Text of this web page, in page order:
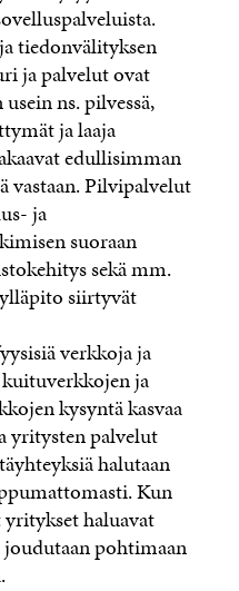
tiedonvälityksen
ja palvelut ovat
ns. pilvessä,
ja laaja
edullisimman
vastaan. Pilvipalvelut
ja
suoraan
sekä mm.
siirtyvät
verkkoja ja
kuituverkkojen ja
kysyntä kasvaa
yritysten palvelut
halutaan
Kun
haluavat
pohtimaan